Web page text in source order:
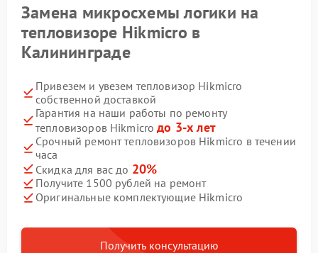
Замена микросхемы логики на
тепловизоре Hikmicro в
Калининграде
Привезем и увезем тепловизор Hikmicro
собственной доставкой
Гарантия на наши работы по ремонту
тепловизоров Hikmicroдо 3-х лет
Срочный ремонт тепловизоров Hikmicro в течении
часа
Скидка для вас до 20%
Получите 1500 рублей на ремонт
Оригинальные комплектующие Hikmicro
Получить консультацию